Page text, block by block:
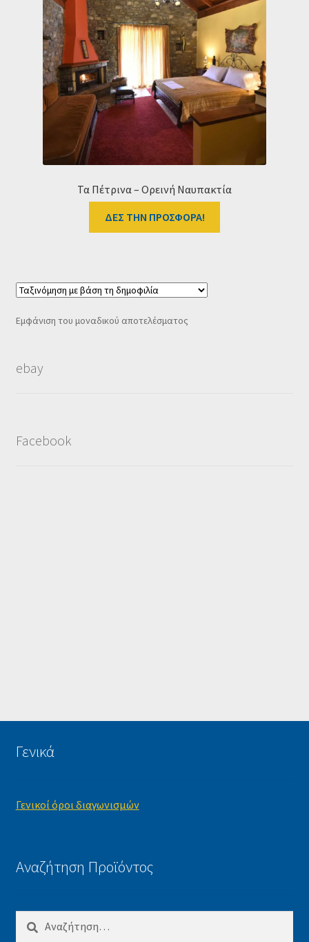
Ταμείο
HOME
Τα Πέτρινα – Ορεινή Ναυπακτία
ΔΕΣ ΤΗΝ ΠΡΟΣΦΟΡΑ!
Εμφάνιση του μοναδικού αποτελέσματος
ebay
Facebook
Γενικά
Γενικοί όροι διαγωνισμών
Αναζήτηση Προϊόντος
Αναζήτηση